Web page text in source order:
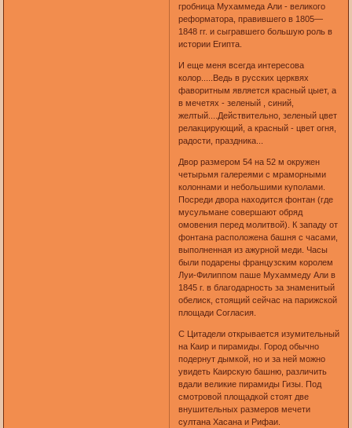
гробница Мухаммеда Али - великого
реформатора, правившего в 1805—
1848 гг. и сыгравшего большую роль в
истории Египта.
И еще меня всегда интересова
колор.....Ведь в русских церквях
фаворитным является красный цыет, а
в мечетях - зеленый , синий,
желтый....Действительно, зеленый цвет
релакцирующий, а красный - цвет огня,
радости, праздника...
Двор размером 54 на 52 м окружен
четырьмя галереями с мраморными
колоннами и небольшими куполами.
Посреди двора находится фонтан (где
мусульмане совершают обряд
омовения перед молитвой). К западу от
фонтана расположена башня с часами,
выполненная из ажурной меди. Часы
были подарены французским королем
Луи-Филиппом паше Мухаммеду Али в
1845 г. в благодарность за знаменитый
обелиск, стоящий сейчас на парижской
площади Согласия.
С Цитадели открывается изумительный
на Каир и пирамиды. Город обычно
подернут дымкой, но и за ней можно
увидеть Каирскую башню, различить
вдали великие пирамиды Гизы. Под
смотровой площадкой стоят две
внушительных размеров мечети
султана Хасана и Рифаи.